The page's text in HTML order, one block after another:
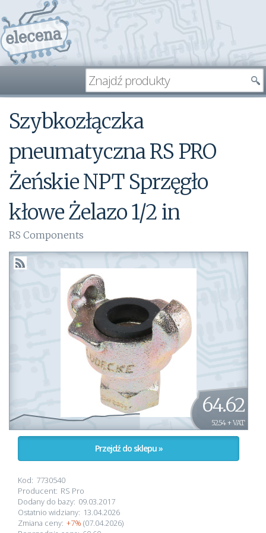
Szybkozłączka
pneumatyczna RS PRO
Żeńskie NPT Sprzęgło
kłowe Żelazo 1/2 in
RS Components
64.62
52.54 + VAT
Przejdź do sklepu »
Kod: 7730540
Producent: RS Pro
Dodany do bazy: 09.03.2017
Ostatnio widziany: 13.04.2026
Zmiana ceny: +7% (07.04.2026)